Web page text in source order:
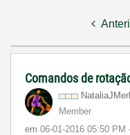
Comandos de
Member
em ‎06-01-2016 05:50 PM